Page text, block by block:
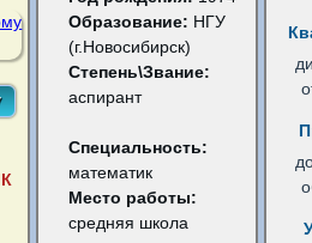
Образование: НГУ
(г.Новосибирск)
Степень\Звание:
аспирант
Специальность:
математик
Место работы:
средняя школа